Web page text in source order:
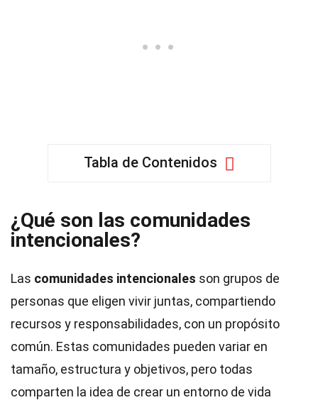
Tabla de Contenidos
¿Qué son las comunidades
intencionales?
Las comunidades intencionales son grupos de
personas que eligen vivir juntas, compartiendo
recursos y responsabilidades, con un propósito
común. Estas comunidades pueden variar en
tamaño, estructura y objetivos, pero todas
comparten la idea de crear un entorno de vida